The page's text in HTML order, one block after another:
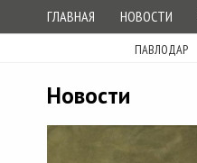
ГЛАВНАЯ НОВОСТИ
ПАВЛОДАР
Новости